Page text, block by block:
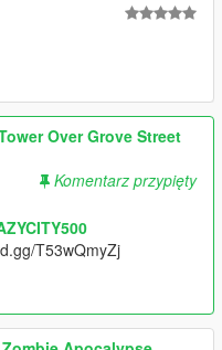
Over Grove Street
Komentarz przypięty
T53wQmyZj